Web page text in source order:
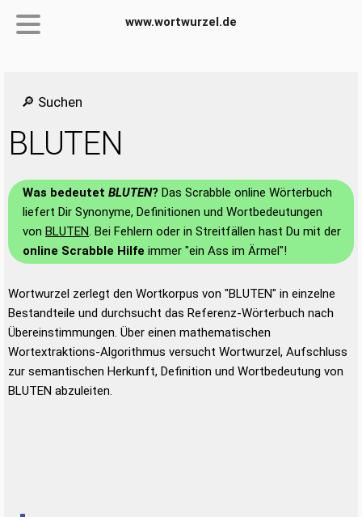
www.wortwurzel.de
🔎 Suchen
BLUTEN
Was bedeutet BLUTEN? Das Scrabble online Wörterbuch
liefert Dir Synonyme, Definitionen und Wortbedeutungen
von BLUTEN. Bei Fehlern oder in Streitfällen hast Du mit der
online Scrabble Hilfe immer "ein Ass im Ärmel"!
Wortwurzel zerlegt den Wortkorpus von "BLUTEN" in einzelne
Bestandteile und durchsucht das Referenz-Wörterbuch nach
Übereinstimmungen. Über einen mathematischen
Wortextraktions-Algorithmus versucht Wortwurzel, Aufschluss
zur semantischen Herkunft, Definition und Wortbedeutung von
BLUTEN abzuleiten.